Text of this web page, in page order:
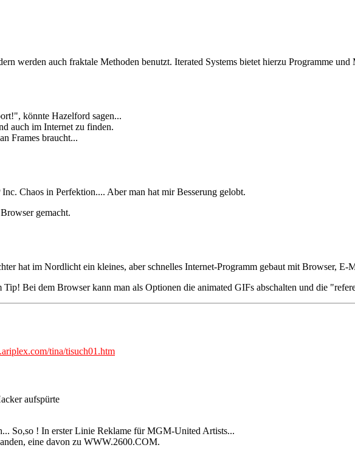
werden auch fraktale Methoden benutzt. Iterated Systems bietet hierzu Programme und
könnte Hazelford sagen...
auch im Internet zu finden.
Frames braucht...
Chaos in Perfektion.... Aber man hat mir Besserung gelobt.
gemacht.
hat im Nordlicht ein kleines, aber schnelles Internet-Programm gebaut mit Browser, E-
Bei dem Browser kann man als Optionen die animated GIFs abschalten und die
tina/tisuch01.htm
aufspürte
So,so ! In erster Linie Reklame für MGM-United Artists...
eine davon zu WWW.2600.COM.